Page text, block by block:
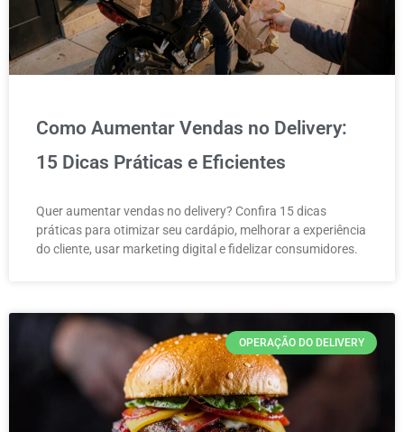
Como Aumentar Vendas no Delivery:
15 Dicas Práticas e Eficientes
Quer aumentar vendas no delivery? Confira 15 dicas
práticas para otimizar seu cardápio, melhorar a experiência
do cliente, usar marketing digital e fidelizar consumidores.
OPERAÇÃO DO DELIVERY